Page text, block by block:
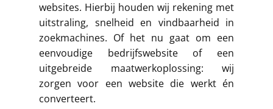
websites. Hierbij houden wij rekening met
uitstraling, snelheid en vindbaarheid in
zoekmachines. Of het nu gaat om een
eenvoudige bedrijfswebsite of een
uitgebreide maatwerkoplossing: wij
zorgen voor een website die werkt én
converteert.